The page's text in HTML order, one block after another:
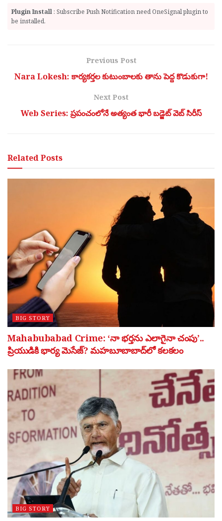
Plugin Install : Subscribe Push Notification need OneSignal plugin to
be installed.
Previous Post
Nara Lokesh: కార్య‌క‌ర్త‌ల కుటుంబాల‌కు తాను పెద్ద కొడుకుగా!
Next Post
Web Series: ప్రపంచంలోనే అత్యంత భారీ బడ్జెట్ వెబ్ సిరీస్
RelatedPosts
BIG STORY
Mahabubabad Crime: ‘నా భర్తను ఎలాగైనా చంపు’..
ప్రియుడికి భార్య మెసేజ్? మహబూబాబాద్‌లో కలకలం
BIG STORY